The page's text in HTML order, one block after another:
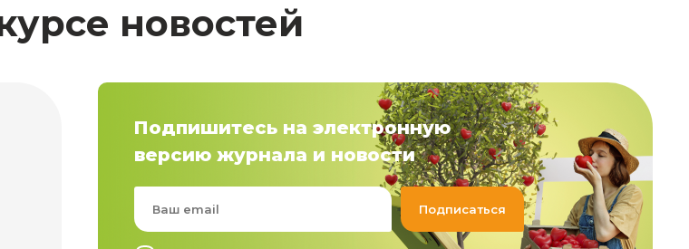
новостей
Подпишитесь на электронную
версию журнала и новости